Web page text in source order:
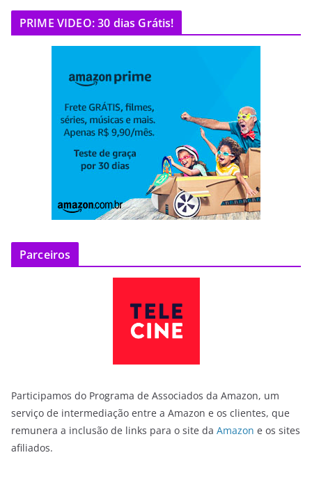
PRIME VIDEO: 30 dias Grátis!
Parceiros
Participamos do Programa de Associados da Amazon, um
serviço de intermediação entre a Amazon e os clientes, que
remunera a inclusão de links para o site da Amazon e os sites
afiliados.